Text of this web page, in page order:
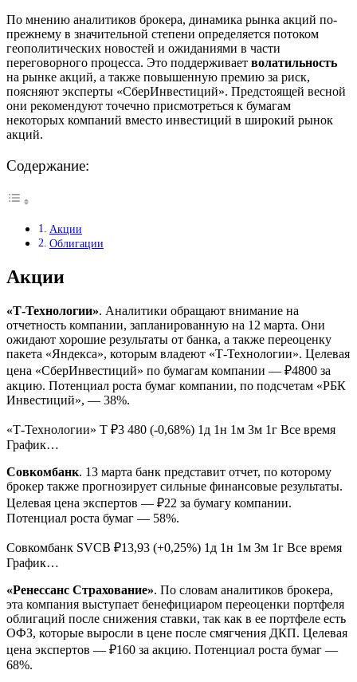
По мнению аналитиков брокера, динамика рынка акций по-
прежнему в значительной степени определяется потоком
геополитических новостей и ожиданиями в части
переговорного процесса. Это поддерживает волатильность
на рынке акций, а также повышенную премию за риск,
поясняют эксперты «СберИнвестиций». Предстоящей весной
они рекомендуют точечно присмотреться к бумагам
некоторых компаний вместо инвестиций в широкий рынок
акций.
Содержание:
Акции
Облигации
Акции
«Т-Технологии». Аналитики обращают внимание на
отчетность компании, запланированную на 12 марта. Они
ожидают хорошие результаты от банка, а также переоценку
пакета «Яндекса», которым владеют «Т-Технологии». Целевая
цена «СберИнвестиций» по бумагам компании — ₽4800 за
акцию. Потенциал роста бумаг компании, по подсчетам «РБК
Инвестиций», — 38%.
«Т-Технологии» T ₽3 480 (-0,68%) 1д 1н 1м 3м 1г Все время
График…
Совкомбанк. 13 марта банк представит отчет, по которому
брокер также прогнозирует сильные финансовые результаты.
Целевая цена экспертов — ₽22 за бумагу компании.
Потенциал роста бумаг — 58%.
Совкомбанк SVCB ₽13,93 (+0,25%) 1д 1н 1м 3м 1г Все время
График…
«Ренессанс Страхование». По словам аналитиков брокера,
эта компания выступает бенефициаром переоценки портфеля
облигаций после снижения ставки, так как в ее портфеле есть
ОФЗ, которые выросли в цене после смягчения ДКП. Целевая
цена экспертов — ₽160 за акцию. Потенциал роста бумаг —
68%.